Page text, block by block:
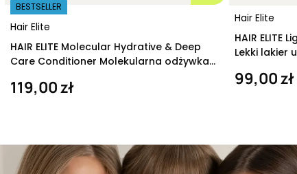
Hair Elite
BESTSELLER
HAIR ELITE Molecular Hydrative & Deep
Care Conditioner Molekularna odżywka
119,00 zł
Hair Elite
HAIR ELITE
Lekki lakier
99,00 zł